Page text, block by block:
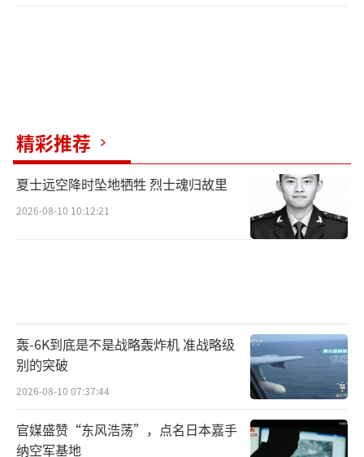
精彩推荐
夏士远空降时坠地牺牲 烈士魂归故里
2026-08-10 10:12:21
轰-6K到底是不是战略轰炸机 准战略级
别的突破
2026-08-10 07:37:44
官媒盛赞“东风浩荡”，点名日本嘉手
纳空军基地